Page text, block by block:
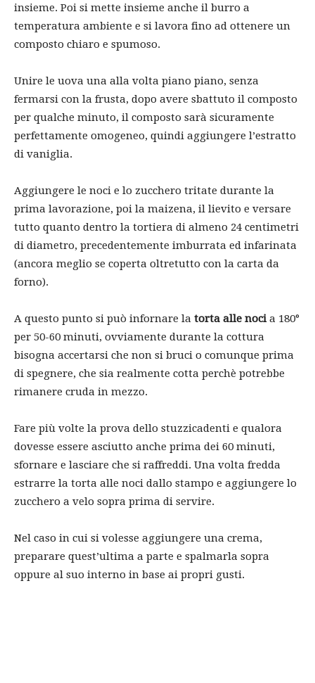
insieme. Poi si mette insieme anche il burro a
temperatura ambiente e si lavora fino ad ottenere un
composto chiaro e spumoso.
Unire le uova una alla volta piano piano, senza
fermarsi con la frusta, dopo avere sbattuto il composto
per qualche minuto, il composto sarà sicuramente
perfettamente omogeneo, quindi aggiungere l’estratto
di vaniglia.
Aggiungere le noci e lo zucchero tritate durante la
prima lavorazione, poi la maizena, il lievito e versare
tutto quanto dentro la tortiera di almeno 24 centimetri
di diametro, precedentemente imburrata ed infarinata
(ancora meglio se coperta oltretutto con la carta da
forno).
A questo punto si può infornare la torta alle noci a 180°
per 50-60 minuti, ovviamente durante la cottura
bisogna accertarsi che non si bruci o comunque prima
di spegnere, che sia realmente cotta perchè potrebbe
rimanere cruda in mezzo.
Fare più volte la prova dello stuzzicadenti e qualora
dovesse essere asciutto anche prima dei 60 minuti,
sfornare e lasciare che si raffreddi. Una volta fredda
estrarre la torta alle noci dallo stampo e aggiungere lo
zucchero a velo sopra prima di servire.
Nel caso in cui si volesse aggiungere una crema,
preparare quest’ultima a parte e spalmarla sopra
oppure al suo interno in base ai propri gusti.